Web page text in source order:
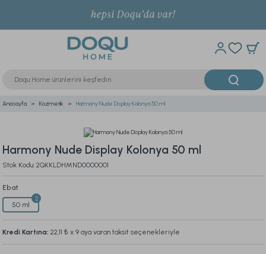
Anasayfa Kozmetik Harmony Nude Display Kolonya 50 ml
Harmony Nude Display Kolonya 50 ml
Stok Kodu: 2QKKLDHMND0000001
Ebat
50 ml
Kredi Kartına: 22,11 ₺ x 9 aya varan taksit seçenekleriyle